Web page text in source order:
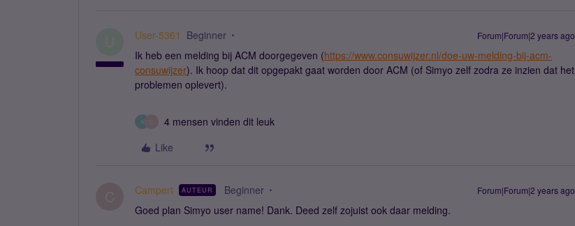
User-5361 Beginner Forum|Forum|2 years ago
Ik heb een melding bij ACM doorgegeven (https://www.consuwijzer.nl/doe-uw-melding-bij-acm-
consuwijzer). Ik hoop dat dit opgepakt gaat worden door ACM (of Simyo zelf zodra ze inzien dat het
problemen oplevert).
A
4 mensen vinden dit leuk
Like
Campert AUTEUR Beginner Forum|Forum|2 years ago
Goed plan Simyo user name! Dank. Deed zelf zojuist ook daar melding.